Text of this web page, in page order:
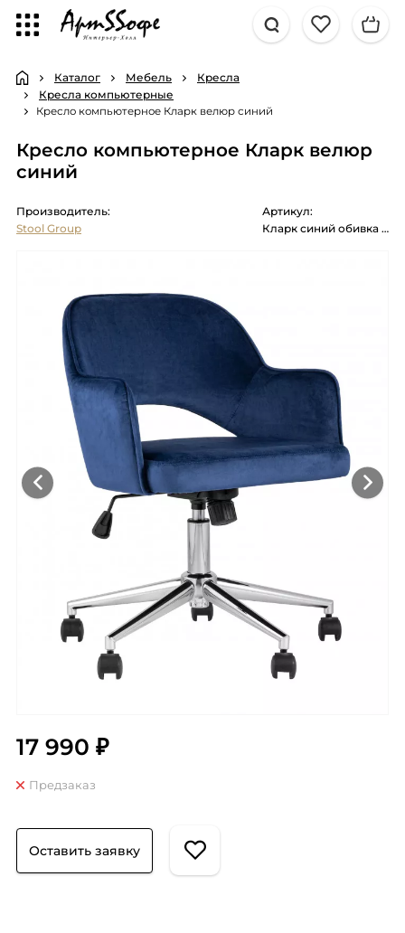
Каталог Мебель
Кресла
Кресла компьютерные
Кресло компьютерное Кларк велюр синий
Кресло компьютерное Кларк велюр
синий
Производитель:
Stool Group
Артикул:
Кларк синий обивка велюр крестовина хромированный металл
17 990 ₽
Предзаказ
Оставить заявку